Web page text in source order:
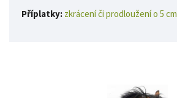
Příplatky:zkrácení či prodloužení o 5 cm